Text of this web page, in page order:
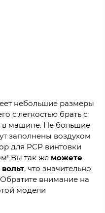
небольшие размеры
с легкостью брать с
в машине. Не большие
заполнены воздухом
для PCP винтовки
Вы так же можете
, что значительно
внимание на
модели